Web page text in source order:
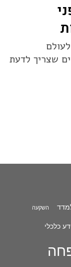
שצריך לדעת
השקעה
כלכלי